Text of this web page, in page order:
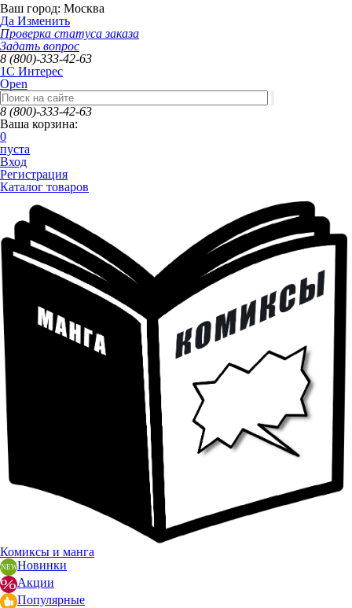
Ваш город: Москва
Да Изменить
Проверка статуса заказа
Задать вопрос
8 (800)-333-42-63
1C Интерес
Open
8 (800)-333-42-63
Ваша корзина:
0
пуста
Вход
Регистрация
Каталог товаров
Комиксы и манга
Новинки
Акции
Популярные